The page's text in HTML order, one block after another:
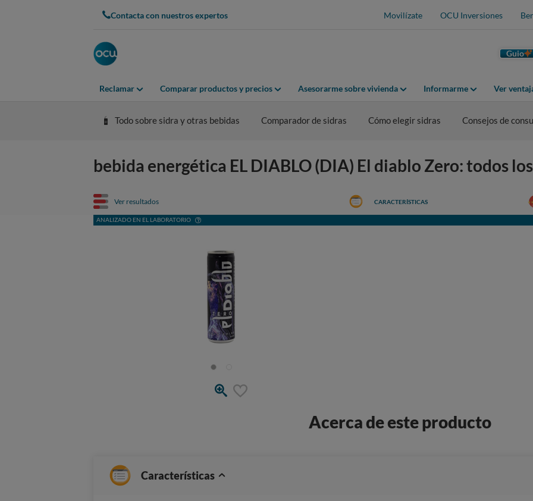
Contacta con nuestros expertos Movilízate OCU Inversiones
Guio
Reclamar Comparar productos y precios Asesorarme sobre vivienda Informarme Ver
Todo sobre sidra y otras bebidas Comparador de sidras Cómo elegir sidras Consejos de
bebida energética EL DIABLO (DIA) El diablo Zero: todos
Ver resultados
ANALIZADO EN EL LABORATORIO
CARACTERÍSTICAS
Acerca de este producto
Características